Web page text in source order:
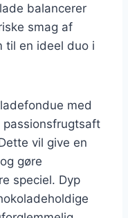
balancerer
smag af
til en ideel duo i
med
vil give en
gøre
speciel. Dyp